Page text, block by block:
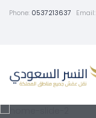
Phone: 0537213637 Email: